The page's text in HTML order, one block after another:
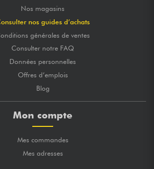
Nos magasins
nos guides d’achats
générales de ventes
Consulter notre FAQ
Données personnelles
Offres d’emplois
Blog
Mon compte
Mes commandes
Mes adresses